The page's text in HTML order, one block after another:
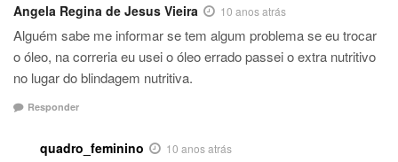
Angela Regina de Jesus Vieira 10 anos atrás
Alguém sabe me informar se tem algum problema se eu trocar
o óleo, na correria eu usei o óleo errado passei o extra nutritivo
no lugar do blindagem nutritiva.
Responder
quadro_feminino 10 anos atrás